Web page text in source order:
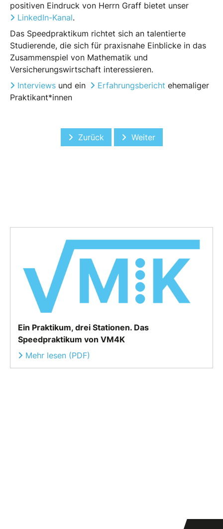
positiven Eindruck von Herrn Graff bietet unser
LinkedIn-Kanal.
Das Speedpraktikum richtet sich an talentierte
Studierende, die sich für praxisnahe Einblicke in das
Zusammenspiel von Mathematik und
Versicherungswirtschaft interessieren.
Interviews und ein Erfahrungsbericht ehemaliger
Praktikant*innen
Vorheriger Beitrag:
Zurück Nächster Beitrag: FH
Weiter
Ein Praktikum, drei Stationen. Das
Speedpraktikum von VM4K
Mehr lesen (PDF)